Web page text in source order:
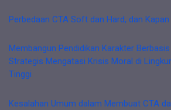
Perbedaan CTA Soft dan Hard, dan
Membangun Pendidikan Karakter
Strategis Mengatasi Krisis Moral di
Tinggi
Kesalahan Umum dalam Membuat CTA